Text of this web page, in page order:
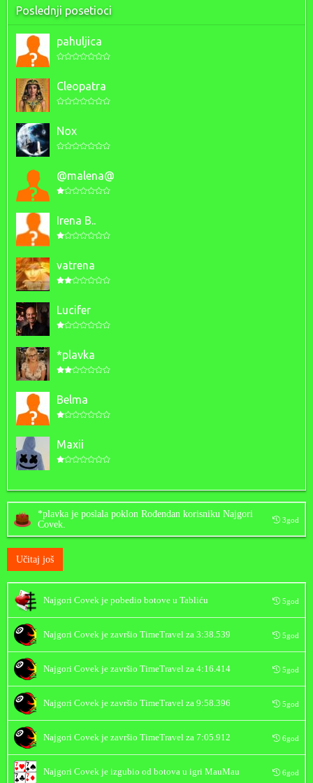
Poslednji posetioci
pahuljica
Cleopatra
Nox
@malena@
Irena B..
vatrena
Lucifer
*plavka
Belma
Maxii
*plavka je poslala poklon Rođendan korisniku Najgori
Covek. 3god
Učitaj još
Najgori Covek je pobedio botove u Tabliću 5god
Najgori Covek je završio TimeTravel za 3:38.539 5god
Najgori Covek je završio TimeTravel za 4:16.414 5god
Najgori Covek je završio TimeTravel za 9:58.396 5god
Najgori Covek je završio TimeTravel za 7:05.912 6god
Najgori Covek je izgubio od botova u igri MauMau 6god